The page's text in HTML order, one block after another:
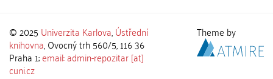
© 2025 Univerzita Karlova,Ústřední
knihovna, Ovocný trh 560/5, 116 36
Praha 1;email: admin-repozitar [at]
cuni.cz
Theme by